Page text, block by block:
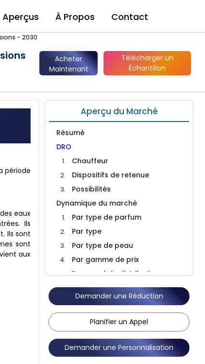
Aperçus À Propos Contact
- 2030
Acheter
Maintenant
Télécharger un
Échantillon
période
eaux
Ils
Ils sont
sont
aux
Aperçu du Marché
Résumé
DRO
Chauffeur
Dispositifs de retenue
Possibilités
Dynamique du marché
Par type de parfum
Par type
Par type de peau
Par gamme de prix
Par canal de distribution
Par région
FAQ
Demander une Réduction
Planifier un Appel
Demander une Personnalisation